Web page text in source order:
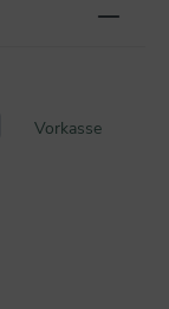
Vorkasse